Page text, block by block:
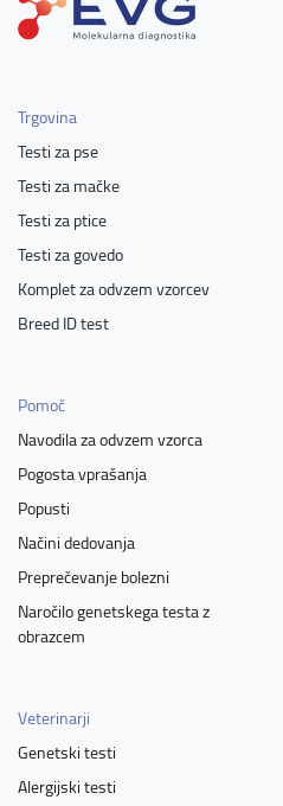
Trgovina
Testi za pse
Testi za mačke
Testi za ptice
Testi za govedo
Komplet za odvzem vzorcev
Breed ID test
Pomoč
Navodila za odvzem vzorca
Pogosta vprašanja
Popusti
Načini dedovanja
Preprečevanje bolezni
Naročilo genetskega testa z
obrazcem
Veterinarji
Genetski testi
Alergijski testi